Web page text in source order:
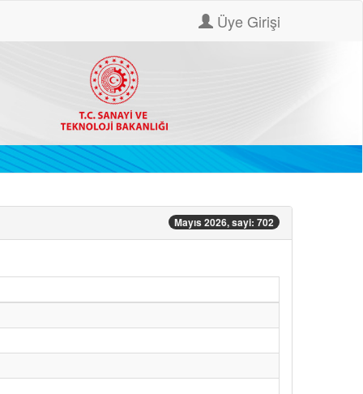
Üye Girişi
Mayıs 2026, sayi: 702